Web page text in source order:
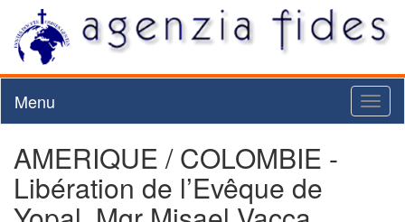
Menu
AMERIQUE / COLOMBIE -
Libération de l’Evêque de